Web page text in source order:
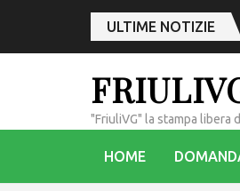
ULTIME NOTIZIE
"FriuliVG" la stampa libera
HOME